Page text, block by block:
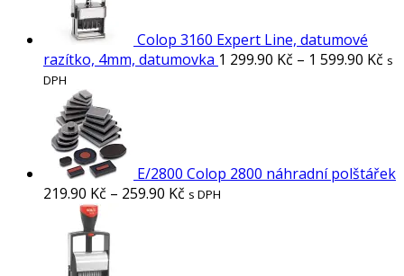
Colop 3160 Expert Line, datumové
razítko, 4mm, datumovka 1 299.90 Kč – 1 599.90 Kč s
DPH
E/2800 Colop 2800 náhradní polštářek
219.90 Kč – 259.90 Kč s DPH